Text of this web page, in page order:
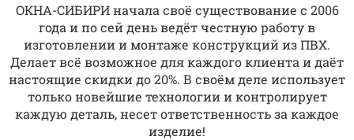
ОКНА-СИБИРИ начала своё существование с 2006
года и по сей день ведёт честную работу в
изготовлении и монтаже конструкций из ПВХ.
Делает всё возможное для каждого клиента и даёт
настоящие скидки до 20%. В своём деле использует
только новейшие технологии и контролирует
каждую деталь, несет ответственность за каждое
изделие!